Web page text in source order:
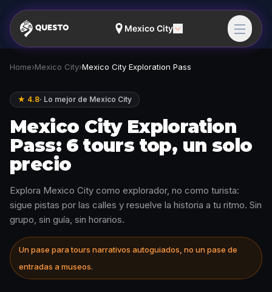
Mexico City
Home›Mexico City›Mexico City Exploration Pass
★ 4.8· Lo mejor de Mexico City
Mexico City Exploration
Pass: 6 tours top, un solo
precio
Explora Mexico City como explorador, no como turista:
sigue pistas por las calles y resuelve la historia a tu ritmo. Sin
grupo, sin guía, sin horarios.
Un pase para tours narrativos autoguiados, no un pase de
entradas a museos.